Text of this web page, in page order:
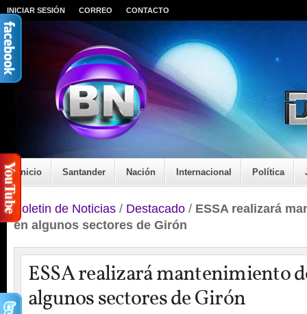
INICIAR SESIÓN CORREO CONTACTO
Inicio Santander Nación Internacional Política
Boletin de Noticias / Destacado / ESSA realizará
en algunos sectores de Girón
ESSA realizará mantenimiento
algunos sectores de Girón